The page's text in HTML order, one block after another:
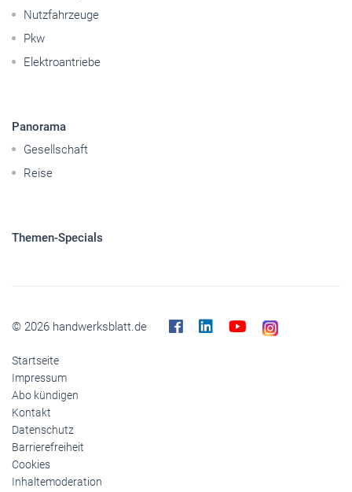
Nutzfahrzeuge
Pkw
Elektroantriebe
Panorama
Gesellschaft
Reise
Themen-Specials
© 2026 handwerksblatt.de
Startseite
Impressum
Abo kündigen
Kontakt
Datenschutz
Barrierefreiheit
Cookies
Inhaltemoderation